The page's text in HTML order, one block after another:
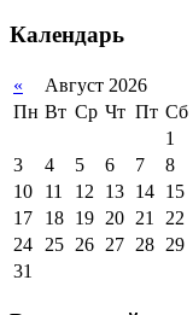
Календарь
« Август 2026
Пн Вт Ср Чт Пт Сб
1
3
4 5 6 7 8
10
11 12 13 14 15
17
18 19 20 21 22
24
25 26 27 28 29
31